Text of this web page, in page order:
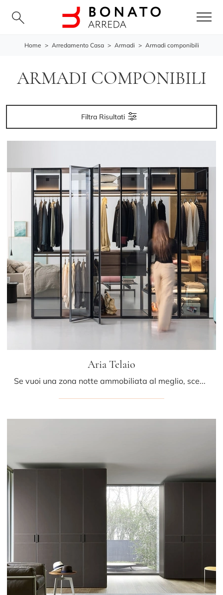
Home > Arredamento Casa > Armadi > Armadi componibili
ARMADI COMPONIBILI
Filtra Risultati
Aria Telaio
Se vuoi una zona notte ammobiliata al meglio, scegli l'armadio Aria Telaio con ante battenti di Kristalia!